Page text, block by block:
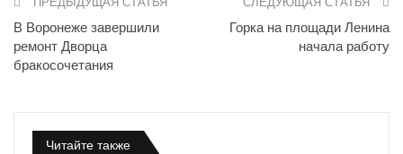
В Воронеже завершили
ремонт Дворца
бракосочетания
Горка на площади Ленина
начала работу
Читайте также